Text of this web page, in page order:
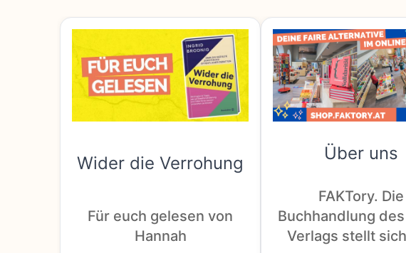
Wider die Verrohung
Für euch gelesen von
Hannah
Über uns
FAKTory. Die
Buchhandlung des
Verlags stellt